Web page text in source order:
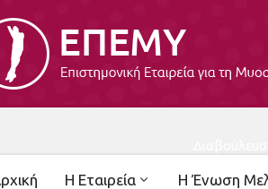
Η Εταιρεία Η Ένωση